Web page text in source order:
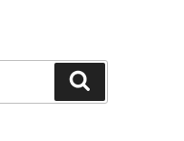
索